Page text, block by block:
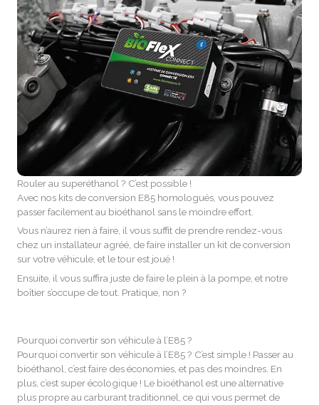
Rouler au superéthanol ? C’est possible !
Avec nos kits de conversion E85 homologués, vous pouvez
passer facilement au bioéthanol sans le moindre effort.
Vous n’aurez rien à faire, il vous suffit de prendre rendez-vous
chez un installateur agréé, de faire installer un kit de conversion
sur votre véhicule, et le tour est joué !
Ensuite, il vous suffira juste de faire le plein à la pompe, et notre
boîtier s’occupe de tout. Pratique, non ?
Pourquoi convertir son véhicule à l’E85 ?
Pourquoi convertir son véhicule à l’E85 ? C’est simple ! Passer au
bioéthanol, c’est faire des économies, et pas des moindres. En
plus, c’est super écologique ! Le bioéthanol est une alternative
plus propre au carburant traditionnel, ce qui vous permet de